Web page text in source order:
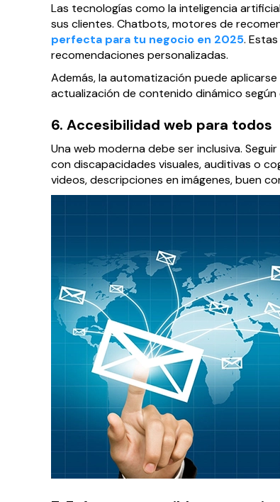
Las tecnologías como la inteligencia
sus clientes. Chatbots, motores de
perfecta para tu negocio en 2025.
recomendaciones personalizadas.
Además, la automatización puede
actualización de contenido dinámico
6. Accesibilidad web para todos
Una web moderna debe ser inclusiva.
con discapacidades visuales, auditivas o
videos, descripciones en imágenes, buen